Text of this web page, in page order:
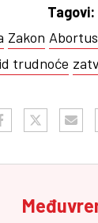
Tagovi:
Zakon Abortus
trudnoće